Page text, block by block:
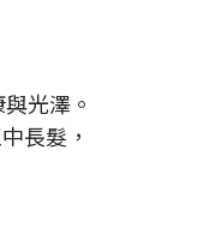
光澤。
長髮，